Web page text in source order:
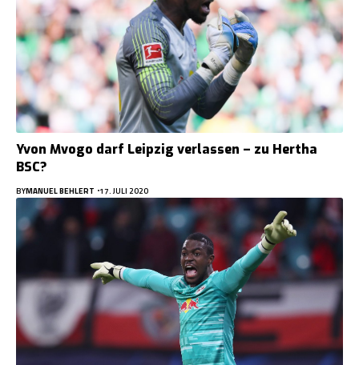
Yvon Mvogo darf Leipzig verlassen – zu Hertha
BSC?
BYMANUEL BEHLERT 17. JULI 2020